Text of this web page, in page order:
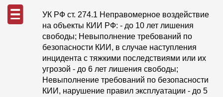
УК РФ ст. 274.1 Неправомерное воздействие
на объекты КИИ РФ: - до 10 лет лишения
свободы; Невыполнение требований по
безопасности КИИ, в случае наступления
инцидента с тяжкими последствиями или их
угрозой - до 6 лет лишения свободы;
Невыполнение требований по безопасности
КИИ, нарушение правил эксплуатации - до 5